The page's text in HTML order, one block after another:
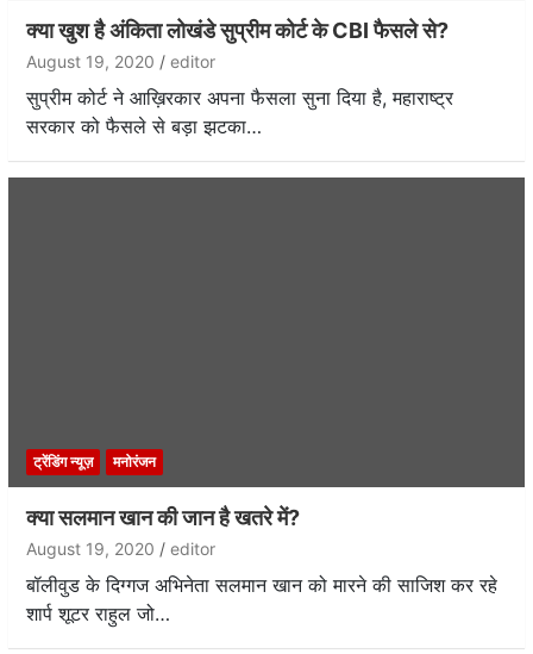
क्या खुश है अंकिता लोखंडे सुप्रीम कोर्ट के CBI फैसले से?
August 19, 2020 editor
सुप्रीम कोर्ट ने आख़िरकार अपना फैसला सुना दिया है, महाराष्ट्र
सरकार को फैसले से बड़ा झटका…
ट्रेंडिंग न्यूज़ मनोरंजन
क्या सलमान खान की जान है खतरे में?
August 19, 2020 editor
बॉलीवुड के दिग्गज अभिनेता सलमान खान को मारने की साजिश कर रहे
शार्प शूटर राहुल जो…